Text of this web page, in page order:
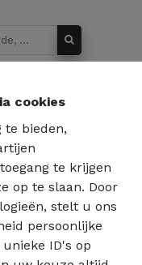
cookies
te bieden,
te krijgen
op te slaan. Door
stelt u ons
persoonlijke
ID's op